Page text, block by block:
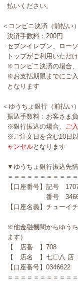
払いください。
＜コンビニ決済（前払い
決済手数料：200円
セブンイレブン、ロー
トップがご利用いただけ
※コンビニ決済の場合、
※お支払期限までにご
となります
＜ゆうちょ銀行（前払い
振込手数料：お客さま
※銀行振込の場合、
ご
※ご注文日を含む10日
ャンセルとなります
▼ゆうちょ銀行振込先
＝＝＝＝＝＝＝＝＝＝
【口座番号】記号
番号
【口座名義】チューイ
※他金融機関からゆう
ます）
【 店番 】708
【 店名 】七〇八 店
【口座番号】0346622
＝＝＝＝＝＝＝＝＝＝